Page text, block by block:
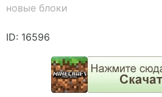
новые блоки
ID: 16596